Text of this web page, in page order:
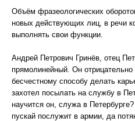
Объём фразеологических
новых действующих лиц, в речи
выполнять свои функции.
Андрей Петрович Гринёв, отец
прямолинейный. Он отрицательно
бесчестному способу делать
захотел посылать на службу в
научится он, служа в
пускай послужит в армии, да